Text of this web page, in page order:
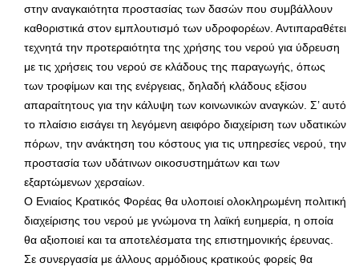
στην αναγκαιότητα προστασίας των δασών που συμβάλλουν
καθοριστικά στον εμπλουτισμό των υδροφορέων. Αντιπαραθέτει
τεχνητά την προτεραιότητα της χρήσης του νερού για ύδρευση
με τις χρήσεις του νερού σε κλάδους της παραγωγής, όπως
των τροφίμων και της ενέργειας, δηλαδή κλάδους εξίσου
απαραίτητους για την κάλυψη των κοινωνικών αναγκών. Σ’ αυτό
το πλαίσιο εισάγει τη λεγόμενη αειφόρο διαχείριση των υδατικών
πόρων, την ανάκτηση του κόστους για τις υπηρεσίες νερού, την
προστασία των υδάτινων οικοσυστημάτων και των
εξαρτώμενων χερσαίων.
Ο Ενιαίος Κρατικός Φορέας θα υλοποιεί ολοκληρωμένη πολιτική
διαχείρισης του νερού με γνώμονα τη λαϊκή ευημερία, η οποία
θα αξιοποιεί και τα αποτελέσματα της επιστημονικής έρευνας.
Σε συνεργασία με άλλους αρμόδιους κρατικούς φορείς θα